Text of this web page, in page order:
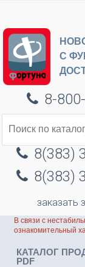
С
8-
8(383)
8(383)
заказать
В связи с
ознакомительный
КАТАЛОГ
PDF